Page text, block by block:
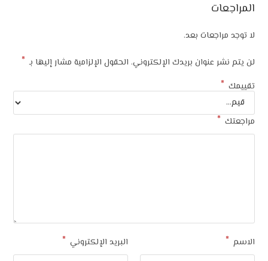
المراجعات
لا توجد مراجعات بعد.
لن يتم نشر عنوان بريدك الإلكتروني. الحقول الإلزامية مشار إليها بـ *
تقييمك *
مراجعتك *
الاسم * البريد الإلكتروني *